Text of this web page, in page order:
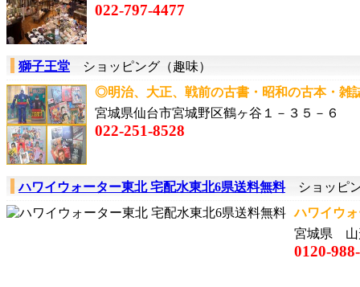
022-797-4477
獅子王堂 ショッピング（趣味）
◎明治、大正、戦前の古書・昭和の古本・雑
宮城県仙台市宮城野区鶴ヶ谷１－３５－６
022-251-8528
ハワイウォーター東北 宅配水東北6県送料無料ショッピン
ハワイウ
宮城県
0120-